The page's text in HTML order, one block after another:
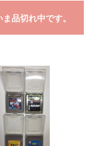
ま品切れ中です。